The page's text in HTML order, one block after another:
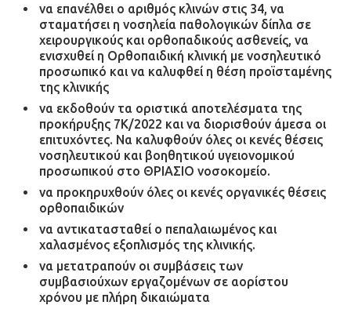
να επανέλθει ο αριθμός κλινών στις 34, να
σταματήσει η νοσηλεία παθολογικών δίπλα σε
χειρουργικούς και ορθοπαδικούς ασθενείς, να
ενισχυθεί η Ορθοπαιδική κλινική με νοσηλευτικό
προσωπικό και να καλυφθεί η θέση προϊσταμένης
της κλινικής
να εκδοθούν τα οριστικά αποτελέσματα της
προκήρυξης 7Κ/2022 και να διορισθούν άμεσα οι
επιτυχόντες. Να καλυφθούν όλες οι κενές θέσεις
νοσηλευτικού και βοηθητικού υγειονομικού
προσωπικού στο ΘΡΙΑΣΙΟ νοσοκομείο.
να προκηρυχθούν όλες οι κενές οργανικές θέσεις
ορθοπαιδικών
να αντικατασταθεί ο πεπαλαιωμένος και
χαλασμένος εξοπλισμός της κλινικής.
να μετατραπούν οι συμβάσεις των
συμβασιούχων εργαζομένων σε αορίστου
χρόνου με πλήρη δικαιώματα